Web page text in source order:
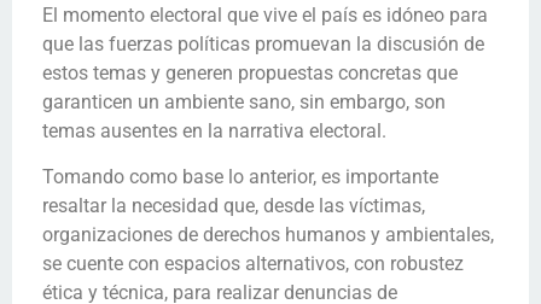
El momento electoral que vive el país es idóneo para
que las fuerzas políticas promuevan la discusión de
estos temas y generen propuestas concretas que
garanticen un ambiente sano, sin embargo, son
temas ausentes en la narrativa electoral.
Tomando como base lo anterior, es importante
resaltar la necesidad que, desde las víctimas,
organizaciones de derechos humanos y ambientales,
se cuente con espacios alternativos, con robustez
ética y técnica, para realizar denuncias de